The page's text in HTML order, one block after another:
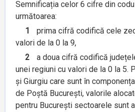
Semnificația celor 6 cifre din
următoarea:
1
prima cifră codifică cele
valori de la 0 la 9,
2
a doua cifră codifică
unei regiuni cu valori de la 0 la 5.
și Giurgiu care sunt în
de Poștă București, valorile
pentru București sectoarele sunt